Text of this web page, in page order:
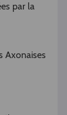
par la
Axonaises